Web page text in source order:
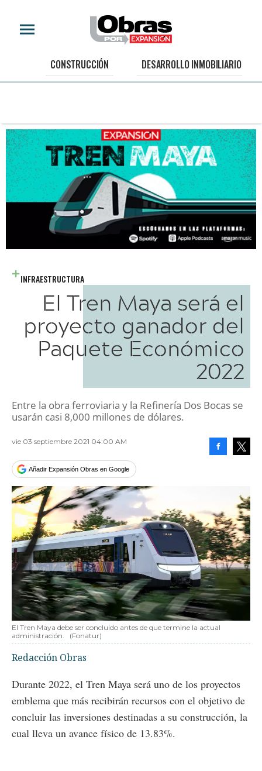
CONSTRUCCIÓN DESARROLLO INMOBILIARIO
INFRAESTRUCTURA
El Tren Maya será el
proyecto ganador del
Paquete Económico
2022
Entre la obra ferroviaria y la Refinería Dos Bocas se
usarán casi 8,000 millones de dólares.
vie 03 septiembre 2021 04:00 AM
Añadir Expansión Obras en Google
El Tren Maya debe ser concluido antes de que termine la actual
administración.
(Fonatur)
Redacción Obras
Durante 2022, el Tren Maya será uno de los proyectos
emblema que más recibirán recursos con el objetivo de
concluir las inversiones destinadas a su construcción, la
cual lleva un avance físico de 13.83%.